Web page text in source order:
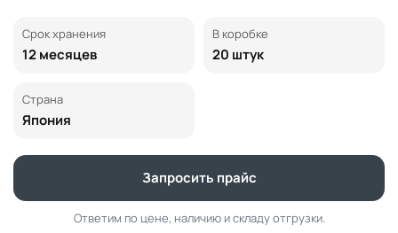
Срок хранения
12 месяцев
В коробке
20 штук
Страна
Япония
Запросить прайс
Ответим по цене, наличию и складу отгрузки.